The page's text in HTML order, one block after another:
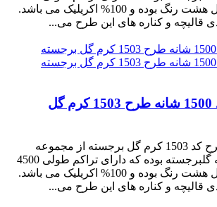
می باشد. این محصول هشت رنگ بوده و 100% اکریلیک می باشد.
قالیچه و کناره های این طرح می...
فرش نگین مشهد 1500 شانه طرح 1503 کرم گل
فرش نگین مشهد طرح کد 1503 کرم گل برجسته از مجموعه
محصولات 1500 شانه گلبرجسته بوده که دارای تراکم طولی 4500
می باشد. این محصول هشت رنگ بوده و 100% اکریلیک می باشد.
قالیچه و کناره های این طرح می...